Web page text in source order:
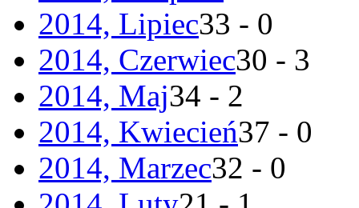
2014, Lipiec33 - 0
2014, Czerwiec30 - 3
2014, Maj34 - 2
2014, Kwiecień37 - 0
2014, Marzec32 - 0